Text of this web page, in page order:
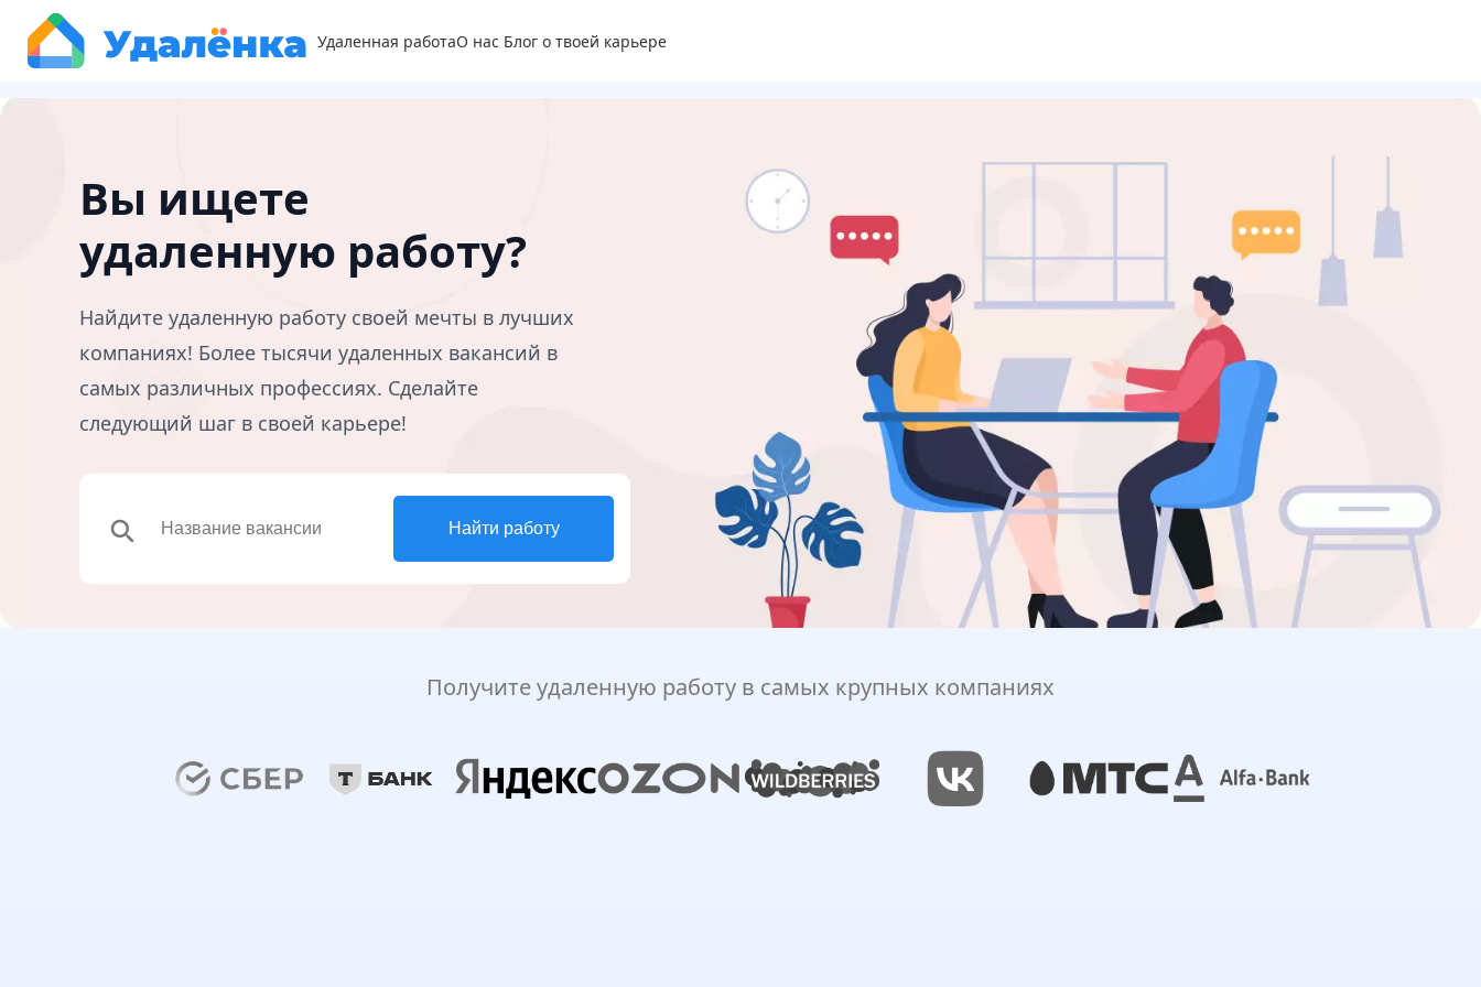
Удаленная работаО нас Блог о твоей карьере
Вы ищете
удаленную работу?
Найдите удаленную работу своей мечты в лучших
компаниях! Более тысячи удаленных вакансий в
самых различных профессиях. Сделайте
следующий шаг в своей карьере!
search Найти работу
Получите удаленную работу в самых крупных компаниях